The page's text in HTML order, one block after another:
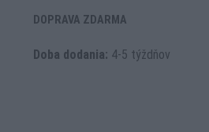
DOPRAVA ZDARMA
Doba dodania: 4-5 týždňov